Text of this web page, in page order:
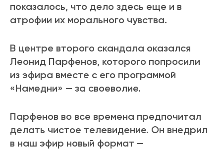
показалось, что дело здесь еще и в
атрофии их морального чувства.
В центре второго скандала оказался
Леонид Парфенов, которого попросили
из эфира вместе с его программой
«Намедни» — за своеволие.
Парфенов во все времена предпочитал
делать чистое телевидение. Он внедрил
в наш эфир новый формат —